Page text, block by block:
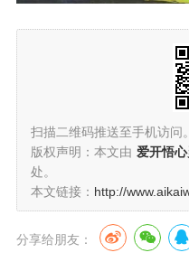
扫描二维码推送至手机访问。
版权声明：本文由 爱开悟
处。
本文链接： http://
分享给朋友：